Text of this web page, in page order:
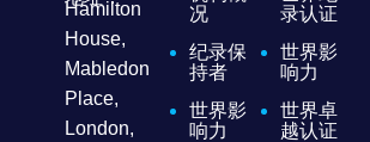
Hamilton
House,
Mabledon
Place,
London,
况
纪录保
持者
世界影
响力
录认证
世界影
响力
世界卓
越认证